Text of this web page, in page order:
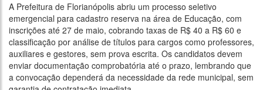
A Prefeitura de Florianópolis abriu um processo seletivo
emergencial para cadastro reserva na área de Educação, com
inscrições até 27 de maio, cobrando taxas de R$ 40 a R$ 60 e
classificação por análise de títulos para cargos como professores,
auxiliares e gestores, sem prova escrita. Os candidatos devem
enviar documentação comprobatória até o prazo, lembrando que
a convocação dependerá da necessidade da rede municipal, sem